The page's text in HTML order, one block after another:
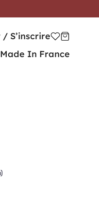
S’inscrire
Made In France